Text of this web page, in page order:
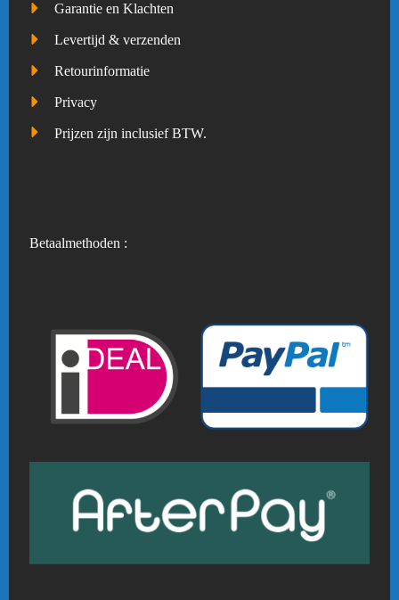
Garantie en Klachten
Levertijd & verzenden
Retourinformatie
Privacy
Prijzen zijn inclusief BTW.
Betaalmethoden :